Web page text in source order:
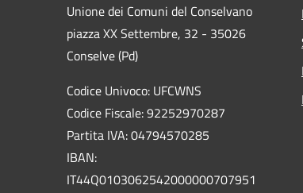
Unione dei Comuni del Conselvano
piazza XX Settembre, 32 - 35026
Conselve (Pd)
Codice Univoco: UFCWNS
Codice Fiscale: 92252970287
Partita IVA: 04794570285
IBAN:
IT44Q0103062542000000707951